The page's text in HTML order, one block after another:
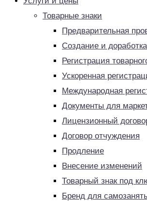
Товарные знаки
Предварительная
Создание и
Регистрация
Ускоренная
Международная
Документы для
Лицензионный
Договор отчуждения
Продление
Внесение изменений
Товарный знак под
Бренд для